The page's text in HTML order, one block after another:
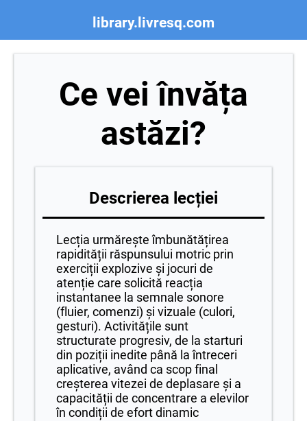
library.livresq.com
Ce vei învăța
astăzi?
Descrierea lecției
Lecția urmărește îmbunătățirea
rapidității răspunsului motric prin
exerciții explozive și jocuri de
atenție care solicită reacția
instantanee la semnale sonore
(fluier, comenzi) și vizuale (culori,
gesturi). Activitățile sunt
structurate progresiv, de la starturi
din poziții inedite până la întreceri
aplicative, având ca scop final
creșterea vitezei de deplasare și a
capacității de concentrare a elevilor
în condiții de efort dinamic